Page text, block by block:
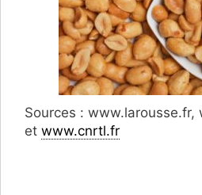
Sources :
et www.cnrtl.fr